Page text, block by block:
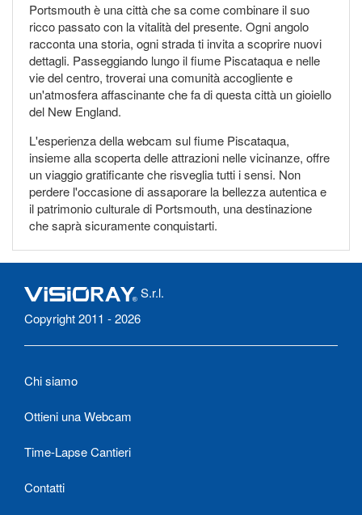
Portsmouth è una città che sa come combinare il suo
ricco passato con la vitalità del presente. Ogni angolo
racconta una storia, ogni strada ti invita a scoprire nuovi
dettagli. Passeggiando lungo il fiume Piscataqua e nelle
vie del centro, troverai una comunità accogliente e
un'atmosfera affascinante che fa di questa città un gioiello
del New England.
L'esperienza della webcam sul fiume Piscataqua,
insieme alla scoperta delle attrazioni nelle vicinanze, offre
un viaggio gratificante che risveglia tutti i sensi. Non
perdere l'occasione di assaporare la bellezza autentica e
il patrimonio culturale di Portsmouth, una destinazione
che saprà sicuramente conquistarti.
S.r.l.
Copyright 2011 - 2026
Chi siamo
Ottieni una Webcam
Time-Lapse Cantieri
Contatti